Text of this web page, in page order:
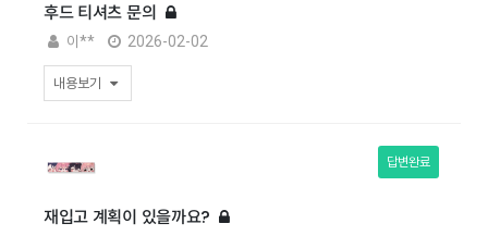
후드 티셔츠 문의
이** 2026-02-02
내용보기
재입고 계획이 있을까요?
답변완료